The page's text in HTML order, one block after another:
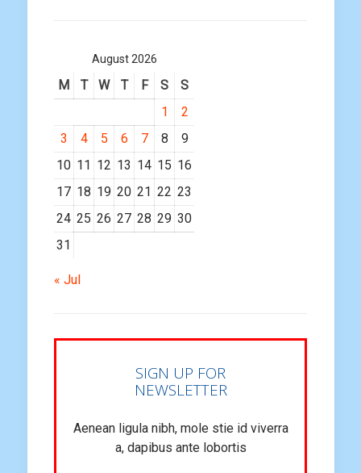
August 2026
M T W T F S
S
1
2
3
4 5 6 7 8
9
10 11 12 13 14 15 16
17 18 19 20 21 22 23
24 25 26 27 28 29 30
31
« Jul
SIGN UP FOR
NEWSLETTER
Aenean ligula nibh, mole stie id viverra
a, dapibus ante lobortis